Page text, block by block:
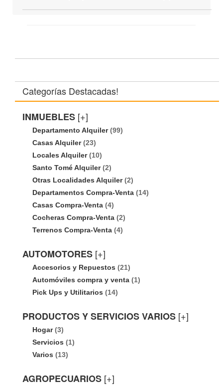
Categorías Destacadas!
INMUEBLES [+]
Departamento Alquiler(99)
Casas Alquiler(23)
Locales Alquiler(10)
Santo Tomé Alquiler(2)
Otras Localidades Alquiler(2)
Departamentos Compra-Venta (14)
Casas Compra-Venta (4)
Cocheras Compra-Venta (2)
Terrenos Compra-Venta (4)
AUTOMOTORES [+]
Accesorios y Repuestos (21)
Automóviles compra y venta (1)
Pick Ups y Utilitarios (14)
PRODUCTOS Y SERVICIOS VARIOS [+]
Hogar(3)
Servicios (1)
Varios (13)
AGROPECUARIOS [+]